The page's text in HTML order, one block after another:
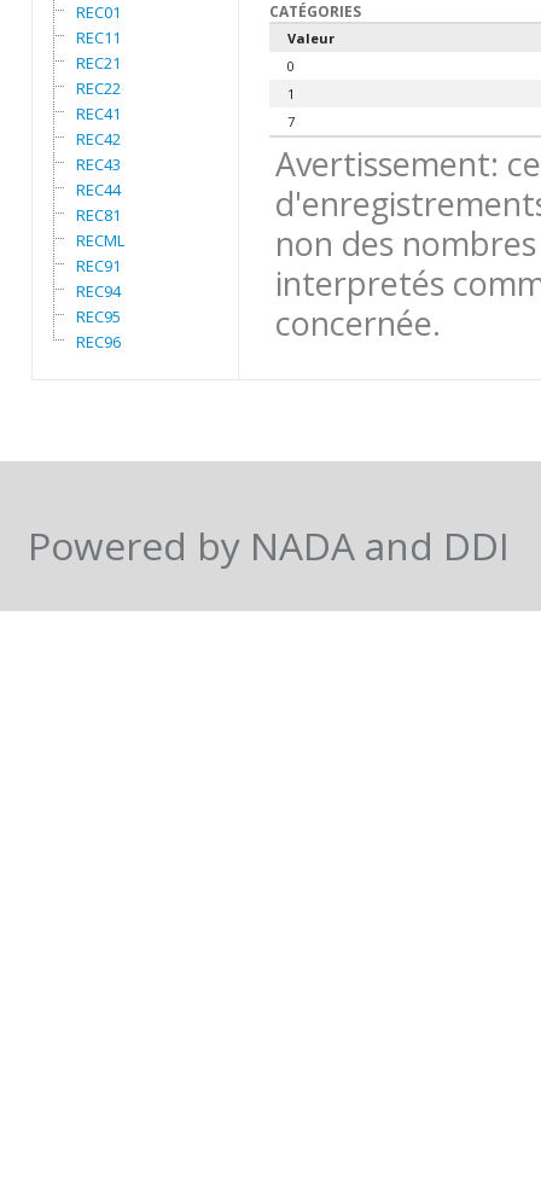
REC01
REC11
REC21
REC22
REC41
REC42
REC43
REC44
REC81
RECML
REC91
REC94
REC95
REC96
CATÉGORIES
Valeur
0
1
7
Avertissement:
non des
interpretés
concernée.
Powered by NADA and DDI